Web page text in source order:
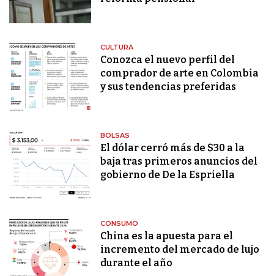
CULTURA
Conozca el nuevo perfil del
comprador de arte en Colombia
y sus tendencias preferidas
BOLSAS
El dólar cerró más de $30 a la
baja tras primeros anuncios del
gobierno de De la Espriella
CONSUMO
China es la apuesta para el
incremento del mercado de lujo
durante el año